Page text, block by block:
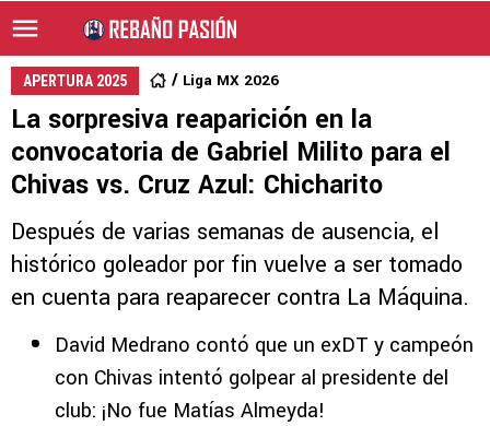
APERTURA 2025 Liga MX 2026
La sorpresiva reaparición en la
convocatoria de Gabriel Milito para el
Chivas vs. Cruz Azul: Chicharito
Después de varias semanas de ausencia, el
histórico goleador por fin vuelve a ser tomado
en cuenta para reaparecer contra La Máquina.
David Medrano contó que un exDT y campeón
con Chivas intentó golpear al presidente del
club: ¡No fue Matías Almeyda!